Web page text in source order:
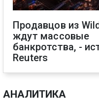
Продавцов из
ждут массовые
банкротства, -
Reuters
АНАЛИТИКА